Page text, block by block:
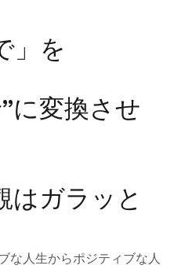
」を
に変換させ
はガラッと
な人生からポジティブな人